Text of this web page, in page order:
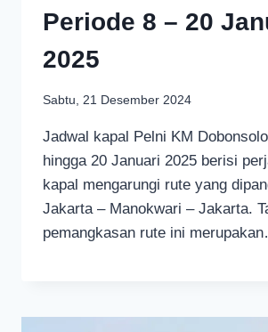
Periode 8 – 20
2025
Sabtu, 21 Desember 2024
Jadwal kapal Pelni KM
hingga 20 Januari 2025 berisi
kapal mengarungi rute yang
Jakarta – Manokwari – Jakarta.
pemangkasan rute ini